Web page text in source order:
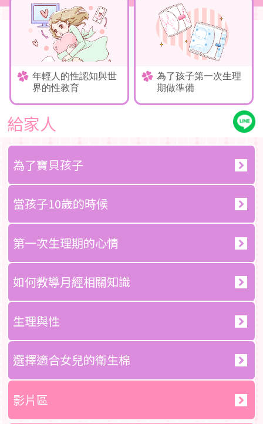
年輕人的性認知與世
界的性教育
為了孩子第一次生理
期做準備
給家人
為了寶貝孩子
當孩子10歲的時候
第一次生理期的心情
如何教導月經相關知識
生理與性
選擇適合女兒的衛生棉
影片區